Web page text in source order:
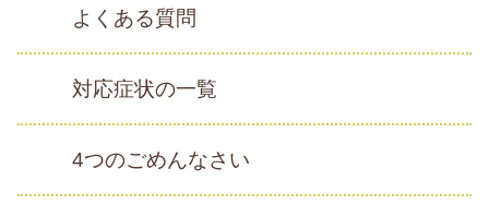
よくある質問
対応症状の一覧
4つのごめんなさい